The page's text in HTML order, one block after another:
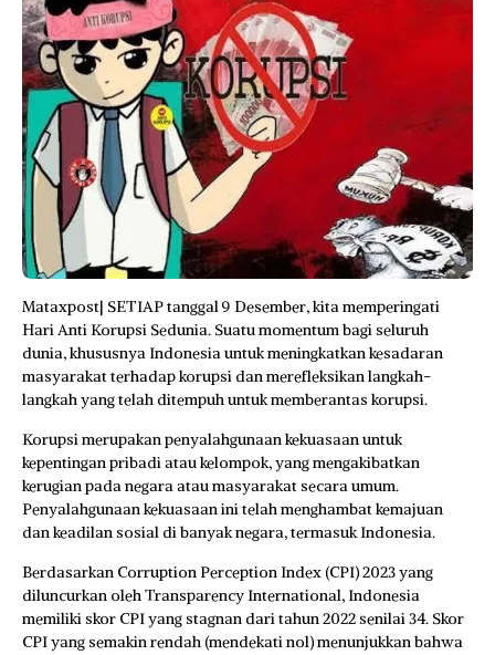
Mataxpost| SETIAP tanggal 9 Desember, kita memperingati
Hari Anti Korupsi Sedunia. Suatu momentum bagi seluruh
dunia, khususnya Indonesia untuk meningkatkan kesadaran
masyarakat terhadap korupsi dan merefleksikan langkah-
langkah yang telah ditempuh untuk memberantas korupsi.
Korupsi merupakan penyalahgunaan kekuasaan untuk
kepentingan pribadi atau kelompok, yang mengakibatkan
kerugian pada negara atau masyarakat secara umum.
Penyalahgunaan kekuasaan ini telah menghambat kemajuan
dan keadilan sosial di banyak negara, termasuk Indonesia.
Berdasarkan Corruption Perception Index (CPI) 2023 yang
diluncurkan oleh Transparency International, Indonesia
memiliki skor CPI yang stagnan dari tahun 2022 senilai 34. Skor
CPI yang semakin rendah (mendekati nol) menunjukkan bahwa